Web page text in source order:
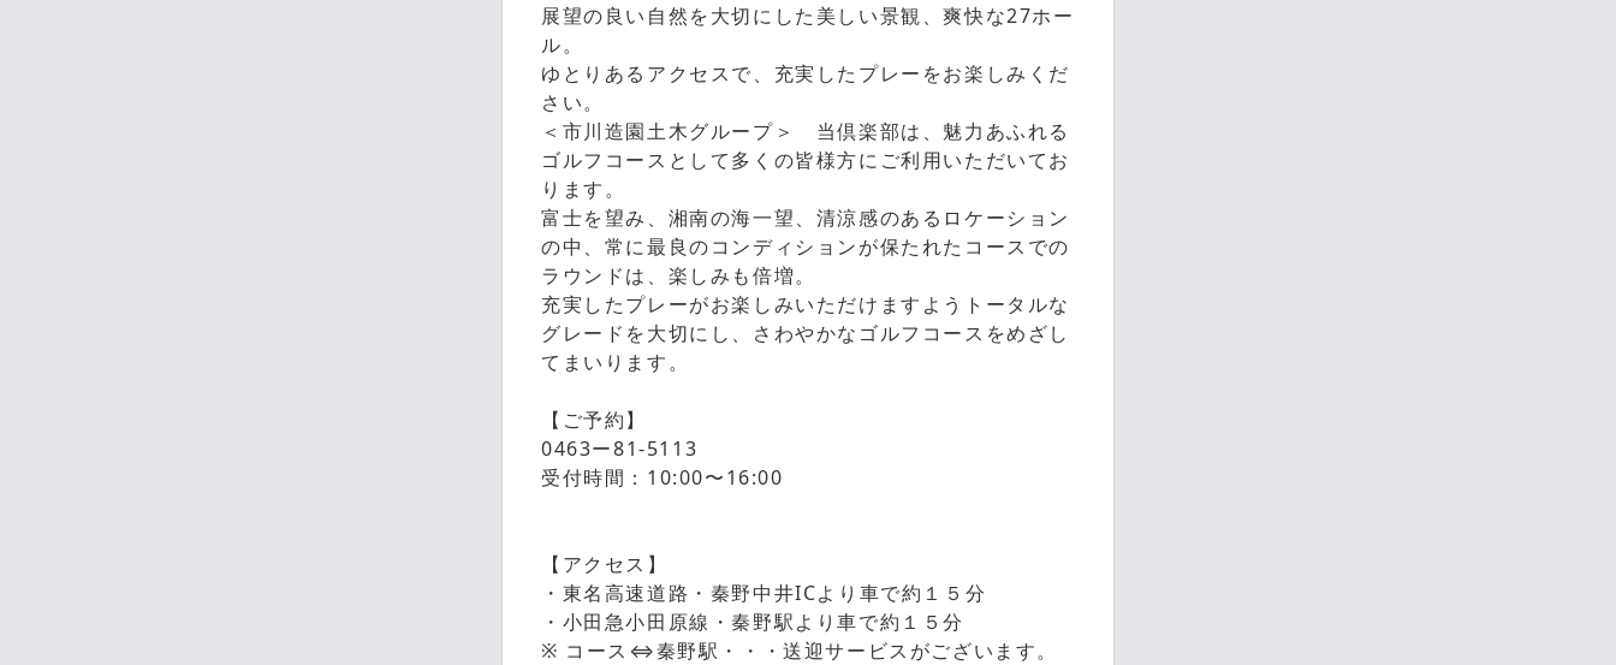
展望の良い自然を大切にした美しい景観、爽快な27ホー
ル。
ゆとりあるアクセスで、充実したプレーをお楽しみくだ
さい。
＜市川造園土木グループ＞ 当倶楽部は、魅力あふれる
ゴルフコースとして多くの皆様方にご利用いただいてお
ります。
富士を望み、湘南の海一望、清涼感のあるロケーション
の中、常に最良のコンディションが保たれたコースでの
ラウンドは、楽しみも倍増。
充実したプレーがお楽しみいただけますようトータルな
グレードを大切にし、さわやかなゴルフコースをめざし
てまいります。
【ご予約】
0463ー81-5113
受付時間：10:00〜16:00
【アクセス】
・東名高速道路・秦野中井ICより車で約１５分
・小田急小田原線・秦野駅より車で約１５分
※ コース⇔秦野駅・・・送迎サービスがございます。